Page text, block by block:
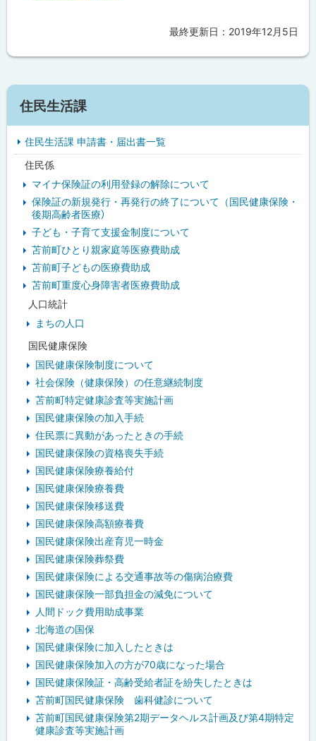
か
!」
公
式
ツ
イ
ッ
タ
ー
に
戻
最終更新日： 2019年12月5日
サ
イ
ド
住民生活課
住民生活課 申請書・届出書一覧
住民係
マイナ保険証の利用登録の解除について
保険証の新規発行・再発行の終了について（国民健康保険・
後期高齢者医療）
子ども・子育て支援金制度について
苫前町ひとり親家庭等医療費助成
苫前町子どもの医療費助成
苫前町重度心身障害者医療費助成
人口統計
まちの人口
国民健康保険
国民健康保険制度について
社会保険（健康保険）の任意継続制度
苫前町特定健康診査等実施計画
国民健康保険の加入手続
住民票に異動があったときの手続
国民健康保険の資格喪失手続
国民健康保険療養給付
国民健康保険療養費
国民健康保険移送費
国民健康保険高額療養費
国民健康保険出産育児一時金
国民健康保険葬祭費
国民健康保険による交通事故等の傷病治療費
国民健康保険一部負担金の減免について
人間ドック費用助成事業
北海道の国保
国民健康保険に加入したときは
国民健康保険加入の方が70歳になった場合
国民健康保険証・高齢受給者証を紛失したときは
苫前町国民健康保険 歯科健診について
苫前町国民健康保険第2期データヘルス計画及び第4期特定
健康診査等実施計画